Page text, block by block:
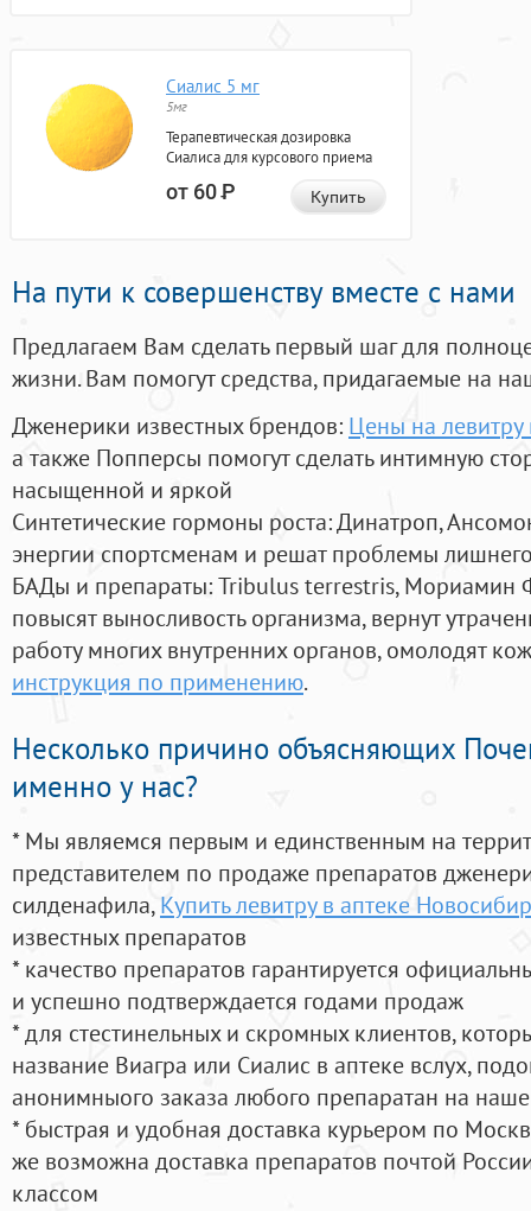
Сиалис 5 мг
5мг
Терапевтическая дозировка
Сиалиса для курсового приема
от 60Р Купить
На пути к совершенству вместе с нами
Предлагаем Вам сделать первый шаг для
жизни. Вам помогут средства, придагаемые на
Дженерики известных брендов: Цены на левитру
а также Попперсы помогут сделать интимную
насыщенной и яркой
Синтетические гормоны роста: Динатроп,
энергии спортсменам и решат проблемы
БАДы и препараты:Tribulus terrestris, Мориамин
повысят выносливость организма, вернут
работу многих внутренних органов, омолодят
инструкция по применению.
Несколько причино объясняющих
именно у нас?
* Мы являемся первым и единственным на
представителем по продаже препаратов
силденафила, Купить левитру в аптеке
известных препаратов
* качество препаратов гарантируется
и успешно подтверждается годами продаж
* для стестинельных и скромных клиентов,
название Виагра или Сиалис в аптеке вслух,
анонимныого заказа любого препаратан на
* быстрая и удобная доставка курьером по
же возможна доставка препаратов почтой
классом